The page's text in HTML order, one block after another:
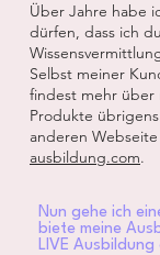
Über Jahre habe
dürfen, dass ich
Selbst meiner
findest mehr über
Produkte
anderen Webseite
ausbildung.com.
Nun gehe ich
biete meine
LIVE Ausbildung